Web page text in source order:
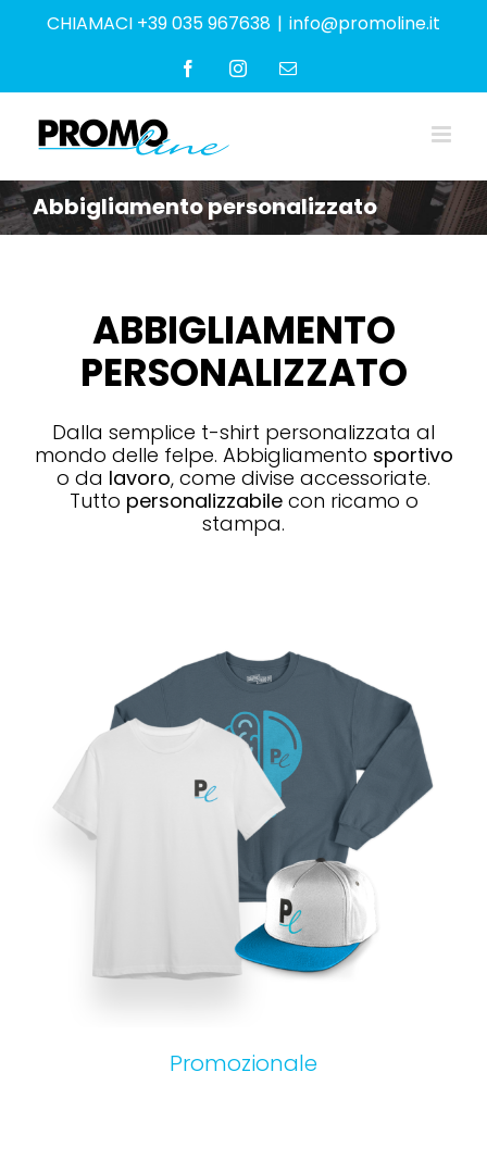
CHIAMACI +39 035 967638 | info@promoline.it
FacebookInstagramEmail
Abbigliamento personalizzato
ABBIGLIAMENTO
PERSONALIZZATO
Dalla semplice t-shirt personalizzata al
mondo delle felpe. Abbigliamento sportivo
o da lavoro, come divise accessoriate.
Tutto personalizzabilecon ricamo o
stampa.
Promozionale
Promozionale
Abbigliamento da lavoro